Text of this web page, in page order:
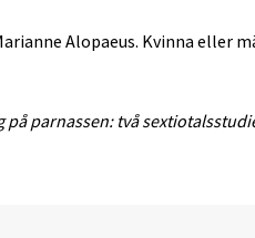
Alopaeus. Kvinna eller
på parnassen: två